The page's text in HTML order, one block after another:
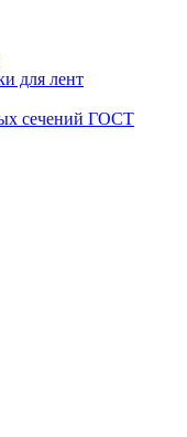
для лент
сечений ГОСТ